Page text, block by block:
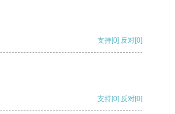
支持[0] 反对[0]
支持[0] 反对[0]